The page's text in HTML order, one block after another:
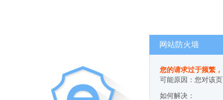
网站防火墙
您的请求过于频繁
可能原因：您对该
如何解决：